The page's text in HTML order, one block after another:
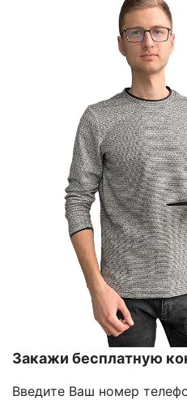
Закажи бесплатную
Введите Ваш номер